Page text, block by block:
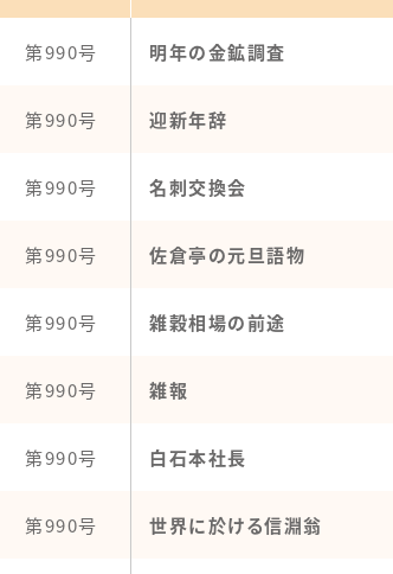
第990号 明年の金鉱調査
第990号 迎新年辞
第990号 名刺交換会
第990号 佐倉亭の元旦語物
第990号 雑穀相場の前途
第990号 雑報
第990号 白石本社長
第990号 世界に於ける信淵翁